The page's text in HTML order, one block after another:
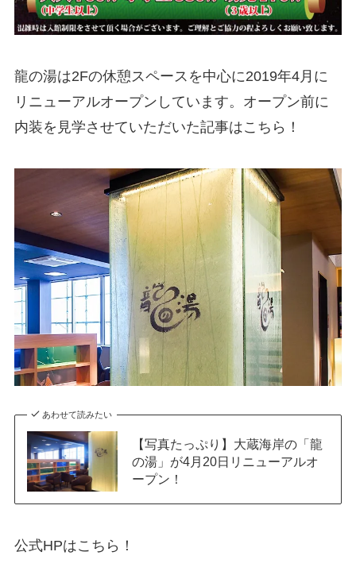
龍の湯は2Fの休憩スペースを中心に2019年4月に
リニューアルオープンしています。オープン前に
内装を見学させていただいた記事はこちら！
あわせて読みたい
【写真たっぷり】大蔵海岸の「龍
の湯」が4月20日リニューアルオ
ープン！
公式HPはこちら！